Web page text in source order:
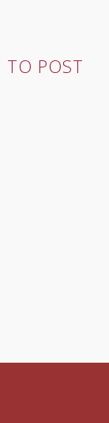
TO POST